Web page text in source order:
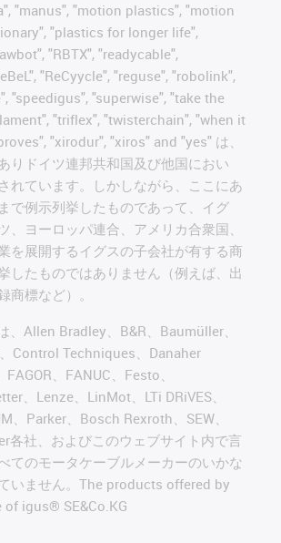
"manus", "motion plastics", "motion
"plastics for longer life",
"RBTX", "readycable",
"ReCyycle", "reguse", "robolink",
"speedigus", "superwise", "take the
"triflex", "twisterchain", "when it
"xirodur", "xiros" and "yes" は、
りドイツ連邦共和国及び他国におい
れています。しかしながら、ここにあ
で例示列挙したものであって、イグ
、ヨーロッパ連合、アメリカ合衆国、
を展開するイグスの子会社が有する商
したものではありません（例えば、出
商標など）。
、Allen Bradley、B&R、Baumüller、
Control Techniques、Danaher
、FANUC、Festo、
、Lenze、LinMot、LTi DRiVES、
、Parker、Bosch Rexroth、SEW、
各社、およびこのウェブサイト内で言
てのモータケーブルメーカーのいかな
いません。The products offered by
igus® SE&Co.KG